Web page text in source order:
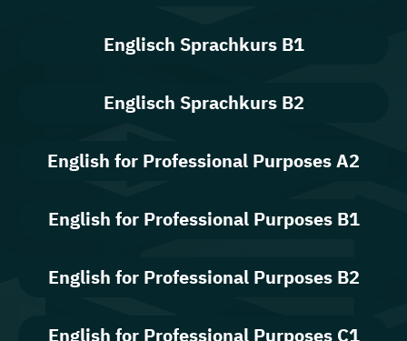
Englisch Sprachkurs B1
Englisch Sprachkurs B2
English for Professional Purposes A2
English for Professional Purposes B1
English for Professional Purposes B2
English for Professional Purposes C1